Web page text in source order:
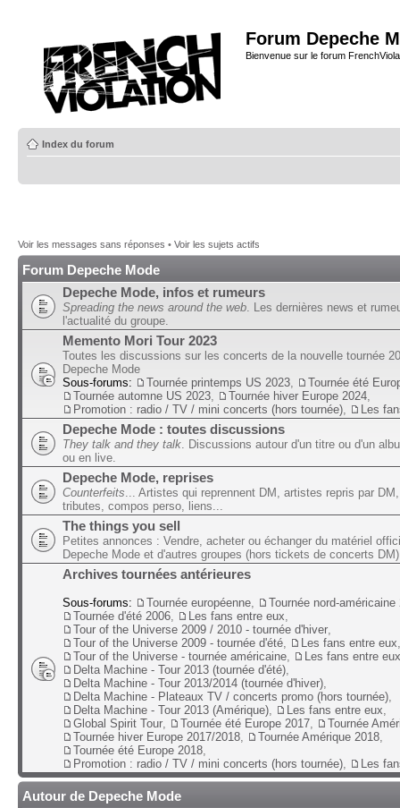
Forum Depeche
Bienvenue sur le forum
Index du forum
Voir les messages sans réponses • Voir les sujets actifs
Forum Depeche Mode
Depeche Mode, infos et rumeurs
Spreading the news around the web . Les dernières news et
l'actualité du groupe.
Memento Mori Tour 2023
Toutes les discussions sur les concerts de la nouvelle tournée
Depeche Mode
Sous-forums:
Tournée printemps US 2023
Tournée été
Tournée automne US 2023
Tournée hiver Europe 2024
Promotion : radio / TV / mini concerts (hors tournée)
Les
Depeche Mode : toutes discussions
They talk and they talk . Discussions autour d'un titre ou d'un
ou en live.
Depeche Mode, reprises
Counterfeits ... Artistes qui reprennent DM, artistes repris par
tributes, compos perso, liens...
The things you sell
Petites annonces : Vendre, acheter ou échanger du matériel
Depeche Mode et d'autres groupes (hors tickets de concerts DM)
Archives tournées antérieures
Sous-forums: Tournée européenne
Tournée nord-américaine
Tournée d'été 2006
Les fans entre eux
Tour of the Universe 2009 / 2010 - tournée d'hiver
Tour of the Universe 2009 - tournée d'été
Les fans entre eux
Tour of the Universe - tournée américaine
Les fans entre eux
Delta Machine - Tour 2013 (tournée d'été)
Delta Machine - Tour 2013/2014 (tournée d'hiver)
Delta Machine - Plateaux TV / concerts promo (hors tournée)
Delta Machine - Tour 2013 (Amérique)
Les fans entre eux
Global Spirit Tour
Tournée été Europe 2017
Tournée
Tournée hiver Europe 2017/2018
Tournée Amérique 2018
Tournée été Europe 2018
Promotion : radio / TV / mini concerts (hors tournée)
Les
Autour de Depeche Mode